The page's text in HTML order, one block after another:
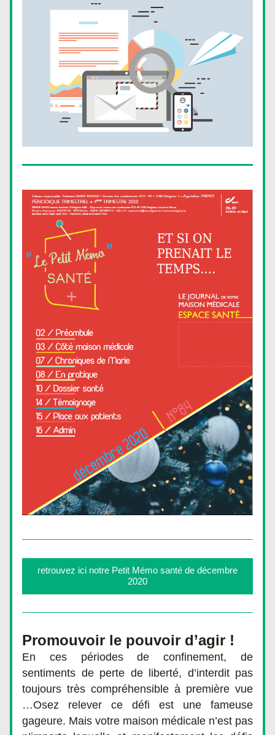
retrouvez ici notre Petit Mémo santé de décembre
2020
Promouvoir le pouvoir d’agir !
En ces périodes de confinement, de
sentiments de perte de liberté, d’interdit pas
toujours très compréhensible à première vue
…Osez relever ce défi est une fameuse
gageure. Mais votre maison médicale n’est pas